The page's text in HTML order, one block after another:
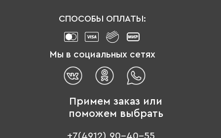
СПОСОБЫ ОПЛАТЫ:
Мы в социальных сетях
Примем заказ или
поможем выбрать
+7(4912) 90-40-55